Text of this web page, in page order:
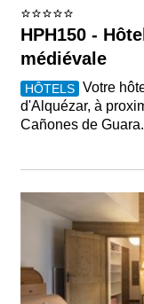
HPH150 -
médiévale
HÔTELS Votre
d'Alquézar, à
Cañones de Guara.